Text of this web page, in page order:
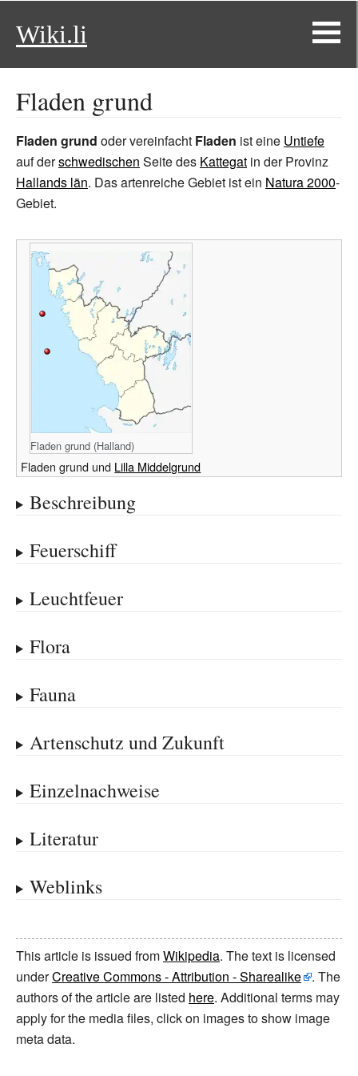
Wiki.li
Fladen grund
Fladen grund oder vereinfacht Fladen ist eine Untiefe
auf derschwedischen Seite des Kattegat in der Provinz
Hallands län. Das artenreiche Gebiet ist ein Natura 2000-
Gebiet.
Fladen grund (Halland)
Lilla
Middelgrund
Fladen
grund
Fladen grund und Lilla Middelgrund
Beschreibung
Feuerschiff
Leuchtfeuer
Flora
Fauna
Artenschutz und Zukunft
Einzelnachweise
Literatur
Weblinks
This article is issued fromWikipedia. The text is licensed
underCreative Commons - Attribution - Sharealike
. The
authors of the article are listed here. Additional terms may
apply for the media files, click on images to show image
meta data.